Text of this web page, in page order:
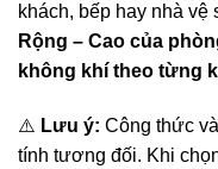
khách, bếp hay nhà
Rộng – Cao của
không khí theo từng
⚠️ Lưu ý: Công thức
tính tương đối. Khi